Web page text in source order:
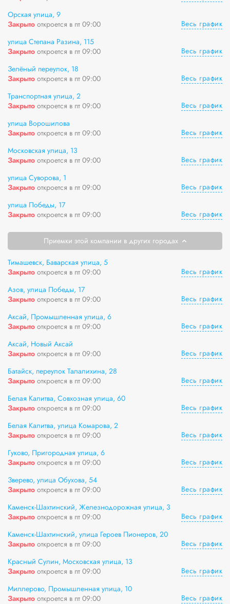
Орская улица, 9
Закрыто откроется в пт 09:00
Весь график
улица Степана Разина, 115
Закрыто откроется в пт 09:00
Весь график
Зелёный переулок, 18
Закрыто откроется в пт 09:00
Весь график
Транспортная улица, 2
Закрыто откроется в пт 09:00
Весь график
улица Ворошилова
Закрыто откроется в пт 09:00
Весь график
Московская улица, 13
Закрыто откроется в пт 09:00
Весь график
улица Суворова, 1
Закрыто откроется в пт 09:00
Весь график
улица Победы, 17
Закрыто откроется в пт 09:00 Весь график
Приемки этой компании в других городах
Тимашевск, Баварская улица, 5
Закрыто откроется в пт 09:00
Весь график
Азов, улица Победы, 17
Закрыто откроется в пт 09:00
Весь график
Аксай, Промышленная улица, 6
Закрыто откроется в пт 09:00
Весь график
Аксай, Новый Аксай
Закрыто откроется в пт 09:00
Весь график
Батайск, переулок Талалихина, 28
Закрыто откроется в пт 09:00
Весь график
Белая Калитва, Совхозная улица, 60
Закрыто откроется в пт 09:00
Весь график
Белая Калитва, улица Комарова, 2
Закрыто откроется в пт 09:00
Весь график
Гуково, Пригородная улица, 6
Закрыто откроется в пт 09:00
Весь график
Зверево, улица Обухова, 54
Закрыто откроется в пт 09:00
Весь график
Каменск-Шахтинский, Железнодорожная улица, 3
Закрыто откроется в пт 09:00
Весь график
Каменск-Шахтинский, улица Героев Пионеров, 20
Закрыто откроется в пт 09:00
Весь график
Красный Сулин, Московская улица, 13
Закрыто откроется в пт 09:00
Весь график
Миллерово, Промышленная улица, 10
Закрыто откроется в пт 09:00
Весь график